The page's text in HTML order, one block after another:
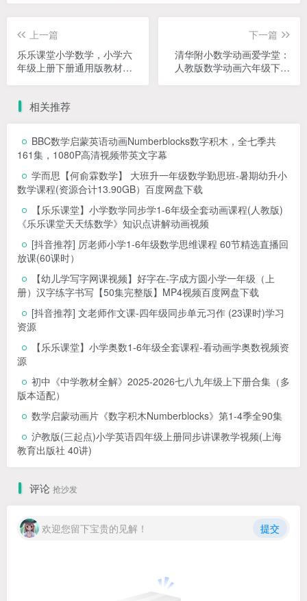
上一篇
乐乐课堂小学数学，小学六
年级上册下册通用版教材同
下一篇
清华附小数学动画爱学堂：
人教版数学动画六年级下册
相关推荐
BBC数学启蒙英语动画Numberblocks数字积木，全七季共
161集，1080P高清视频带英文字幕
学而思【何俞霖数学】 大班升一年级数学勤思班-暑期幼升小
数学课程(资源合计13.90GB）百度网盘下载
【乐乐课堂】小学数学同步学1-6年级全套动画课程(人教版)
《乐乐课堂天天练数学》知识点讲解动画视频
[抖音推荐] 厉老师小学1-6年级数学思维课程 60节精选直播回
放课(60课时）
【幼儿学写字网课视频】好字在-字成方圆小学一年级（上
册）汉字练字书写【50集完整版】MP4视频百度网盘下载
[抖音推荐] 文老师作文课-四年级同步单元习作 (23课时)学习
资源
【乐乐课堂】小学奥数1-6年级全套课程-看动画学奥数视频资
源
初中《中学教材全解》2025-2026七八九年级上下册合集（多
版本适配）
数学启蒙动画片《数字积木Numberblocks》第1-4季全90集
沪教版(三起点)小学英语四年级上册同步讲课教学视频(上海
教育出版社 40讲)
评论 抢沙发
欢迎您留下宝贵的见解！ 提交